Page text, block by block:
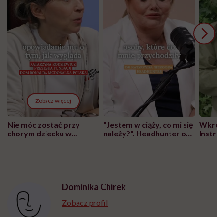
Zobacz więcej
Nie móc zostać przy
chorym dziecku w
"Jestem w ciąży, co mi się
należy?". Headhunter o
Dominika Chirek
Zobacz profil